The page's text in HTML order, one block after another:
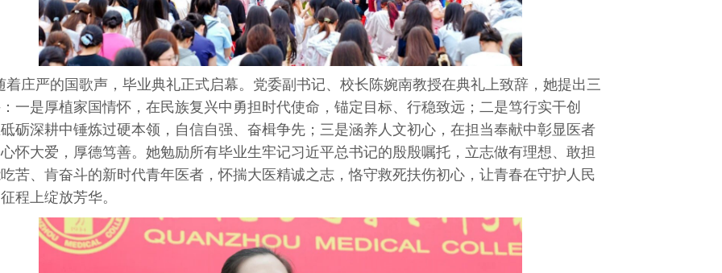
着庄严的国歌声，毕业典礼正式启幕。党委副书记、校长陈婉南教授在典礼上致辞，她提出三
一是厚植家国情怀，在民族复兴中勇担时代使命，锚定目标、行稳致远；二是笃行实干创
砺深耕中锤炼过硬本领，自信自强、奋楫争先；三是涵养人文初心，在担当奉献中彰显医者
怀大爱，厚德笃善。她勉励所有毕业生牢记习近平总书记的殷殷嘱托，立志做有理想、敢担
苦、肯奋斗的新时代青年医者，怀揣大医精诚之志，恪守救死扶伤初心，让青春在守护人民
程上绽放芳华。